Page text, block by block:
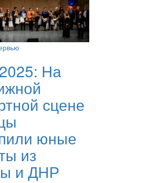
На
сцене
юные
из
и ДНР